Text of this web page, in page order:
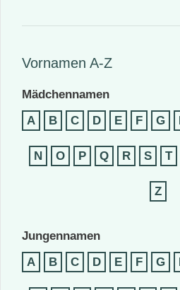
Vornamen A-Z
Mädchennamen
A
B C D E F G
N O P Q R S T
Z
Jungennamen
A
B C D E F G